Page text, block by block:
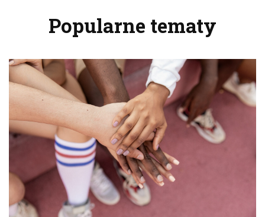
Popularne tematy